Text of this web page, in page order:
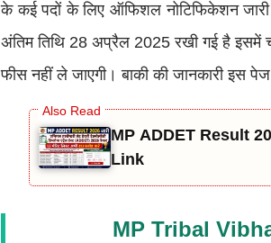
के कई पदों के लिए ऑफिशल नोटिफिकेशन
अंतिम तिथि 28 अप्रैल 2025 रखी गई है इसमें
फीस नहीं ले जाएगी। बाकी की जानकारी इस
MP ADDET Result
Link
MP Tribal